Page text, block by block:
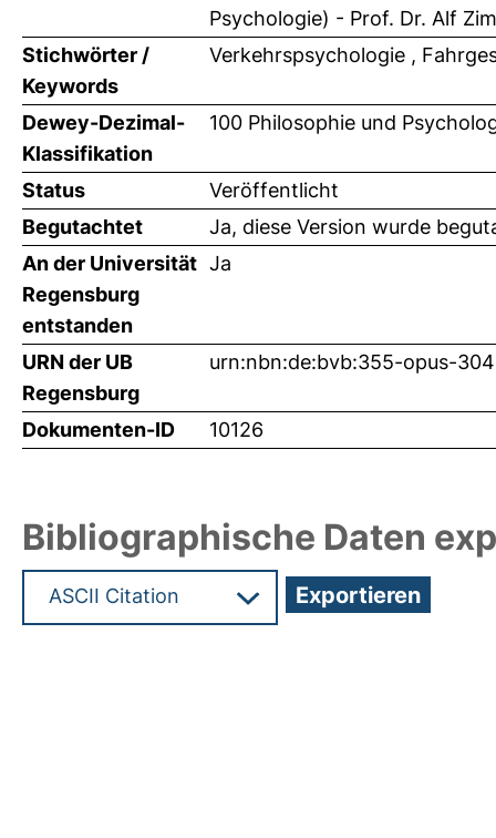
Psychologie) - Prof. Dr. Alf
Stichwörter /
Keywords
Verkehrspsychologie ,
Dewey-Dezimal-
Klassifikation
100 Philosophie und
Status
Veröffentlicht
Begutachtet
Ja, diese Version wurde
An der Universität
Regensburg
entstanden
Ja
URN der UB
Regensburg
urn:nbn:de:bvb:355-opus-
Dokumenten-ID 10126
Bibliographische Daten